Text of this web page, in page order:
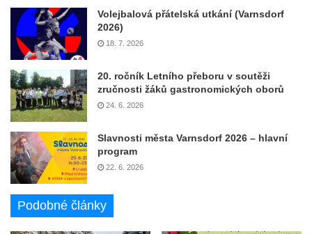
Volejbalová přátelská utkání (Varnsdorf
2026)
18. 7. 2026
20. ročník Letního přeboru v soutěži
zručnosti žáků gastronomických oborů
24. 6. 2026
Slavnosti města Varnsdorf 2026 – hlavní
program
22. 6. 2026
Podobné články